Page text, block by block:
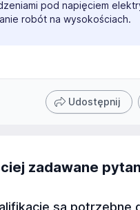
pod napięciem
robót na wysokościach.
Udostępnij
zadawane
są potrzebne